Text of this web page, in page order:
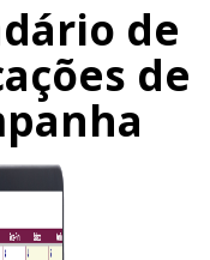
de
de